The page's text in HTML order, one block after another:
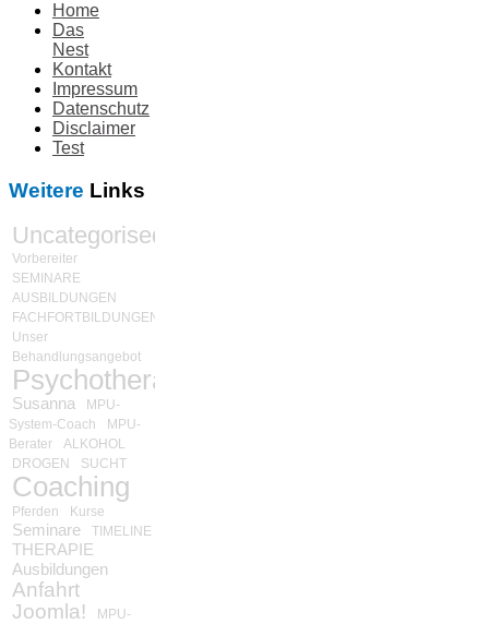
Home
Das
Nest
Kontakt
Impressum
Datenschutz
Disclaimer
Test
Weitere Links
Uncategorised
Vorbereiter
SEMINARE
AUSBILDUNGEN
FACHFORTBILDUNGEN
Unser
Behandlungsangebot
Psychotherapie
Susanna
MPU-
System-Coach
MPU-
Berater
ALKOHOL
DROGEN
SUCHT
Coaching
Pferden Kurse
Seminare TIMELINE
THERAPIE
Ausbildungen
Anfahrt
Joomla!
MPU-